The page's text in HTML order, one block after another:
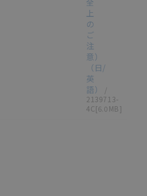
上
の
ご
注
意）
（日/
英
語）
/
2139713-
4C[6.0MB]